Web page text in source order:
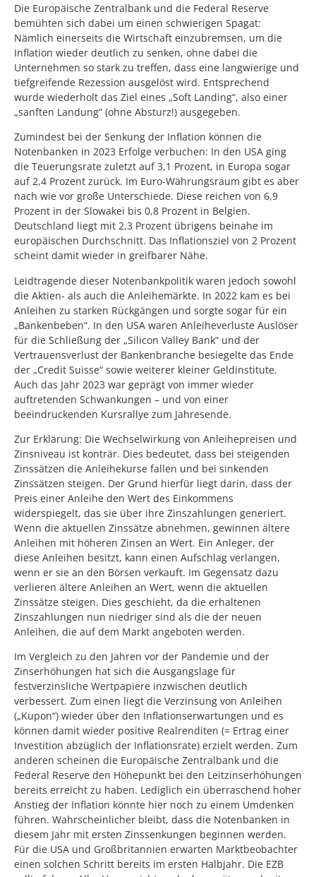
Die Europäische Zentralbank und die Federal Reserve
bemühten sich dabei um einen schwierigen Spagat:
Nämlich einerseits die Wirtschaft einzubremsen, um die
Inflation wieder deutlich zu senken, ohne dabei die
Unternehmen so stark zu treffen, dass eine langwierige und
tiefgreifende Rezession ausgelöst wird. Entsprechend
wurde wiederholt das Ziel eines „Soft Landing“, also einer
„sanften Landung“ (ohne Absturz!) ausgegeben.
Zumindest bei der Senkung der Inflation können die
Notenbanken in 2023 Erfolge verbuchen: In den USA ging
die Teuerungsrate zuletzt auf 3,1 Prozent, in Europa sogar
auf 2,4 Prozent zurück. Im Euro-Währungsraum gibt es aber
nach wie vor große Unterschiede. Diese reichen von 6,9
Prozent in der Slowakei bis 0,8 Prozent in Belgien.
Deutschland liegt mit 2,3 Prozent übrigens beinahe im
europäischen Durchschnitt. Das Inflationsziel von 2 Prozent
scheint damit wieder in greifbarer Nähe.
Leidtragende dieser Notenbankpolitik waren jedoch sowohl
die Aktien- als auch die Anleihemärkte. In 2022 kam es bei
Anleihen zu starken Rückgängen und sorgte sogar für ein
„Bankenbeben“. In den USA waren Anleiheverluste Auslöser
für die Schließung der „Silicon Valley Bank“ und der
Vertrauensverlust der Bankenbranche besiegelte das Ende
der „Credit Suisse“ sowie weiterer kleiner Geldinstitute.
Auch das Jahr 2023 war geprägt von immer wieder
auftretenden Schwankungen – und von einer
beeindruckenden Kursrallye zum Jahresende.
Zur Erklärung: Die Wechselwirkung von Anleihepreisen und
Zinsniveau ist konträr. Dies bedeutet, dass bei steigenden
Zinssätzen die Anleihekurse fallen und bei sinkenden
Zinssätzen steigen. Der Grund hierfür liegt darin, dass der
Preis einer Anleihe den Wert des Einkommens
widerspiegelt, das sie über ihre Zinszahlungen generiert.
Wenn die aktuellen Zinssätze abnehmen, gewinnen ältere
Anleihen mit höheren Zinsen an Wert. Ein Anleger, der
diese Anleihen besitzt, kann einen Aufschlag verlangen,
wenn er sie an den Börsen verkauft. Im Gegensatz dazu
verlieren ältere Anleihen an Wert, wenn die aktuellen
Zinssätze steigen. Dies geschieht, da die erhaltenen
Zinszahlungen nun niedriger sind als die der neuen
Anleihen, die auf dem Markt angeboten werden.
Im Vergleich zu den Jahren vor der Pandemie und der
Zinserhöhungen hat sich die Ausgangslage für
festverzinsliche Wertpapiere inzwischen deutlich
verbessert. Zum einen liegt die Verzinsung von Anleihen
(„Kupon“) wieder über den Inflationserwartungen und es
können damit wieder positive Realrenditen (= Ertrag einer
Investition abzüglich der Inflationsrate) erzielt werden. Zum
anderen scheinen die Europäische Zentralbank und die
Federal Reserve den Höhepunkt bei den Leitzinserhöhungen
bereits erreicht zu haben. Lediglich ein überraschend hoher
Anstieg der Inflation könnte hier noch zu einem Umdenken
führen. Wahrscheinlicher bleibt, dass die Notenbanken in
diesem Jahr mit ersten Zinssenkungen beginnen werden.
Für die USA und Großbritannien erwarten Marktbeobachter
einen solchen Schritt bereits im ersten Halbjahr. Die EZB